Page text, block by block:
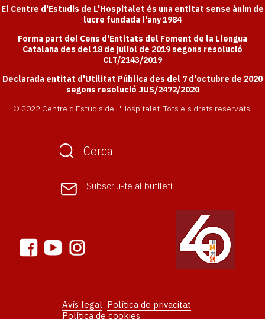
El Centre d'Estudis de L'Hospitalet és una entitat sense ànim de
lucre fundada l'any 1984
Forma part del Cens d'Entitats del Foment de la Llengua
Catalana des del 18 de juliol de 2019 segons resolució
CLT/2143/2019
Declarada entitat d'Utilitat Pública des del 7 d'octubre de 2020
segons resolució JUS/2472/2020
© 2022 Centre d'Estudis de L'Hospitalet. Tots els drets reservats.
Subscriu-te al butlletí
Menú
peu
Avís legal Política de privacitat
Política de cookies